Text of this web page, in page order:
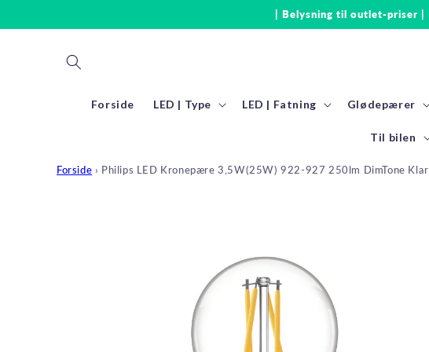
| Belysning til outlet-priser
Forside LED | Type LED | Fatning Glødepærer
Til bilen
Forside › Philips LED Kronepære 3,5W(25W) 922-927 250lm DimTone